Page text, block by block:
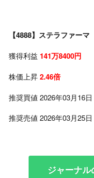
【4888】ステラファーマ
獲得利益 141万8400円
株価上昇2.46倍
推奨買値 2026年03月16
推奨売値 2026年03月25
ジャーナ